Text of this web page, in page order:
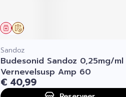
Op voorschrift
Geneesmiddel
Sandoz
Budesonid Sandoz 0,25mg/ml
Vernevelsusp Amp 60
€ 40,99